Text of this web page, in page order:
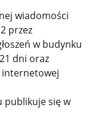
wiadomości
przez
w budynku
dni oraz
internetowej
publikuje się w